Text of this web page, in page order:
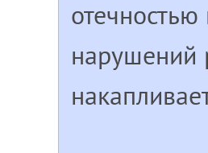
отечностью
нарушений